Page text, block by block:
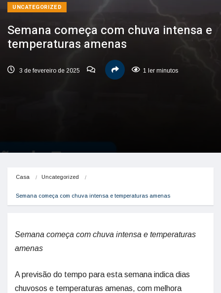
UNCATEGORIZED
Semana começa com chuva intensa e
temperaturas amenas
3 de fevereiro de 2025 1 ler minutos
Casa Uncategorized
Semana começa com chuva intensa e temperaturas amenas
Semana começa com chuva intensa e temperaturas
amenas
A previsão do tempo para esta semana indica dias
chuvosos e temperaturas amenas, com melhora